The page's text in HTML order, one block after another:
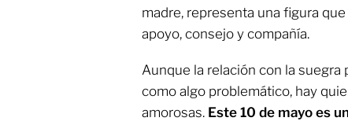
madre, representa una figura
apoyo, consejo y compañía.
Aunque la relación con la
como algo problemático, hay
amorosas. Este 10 de mayo es